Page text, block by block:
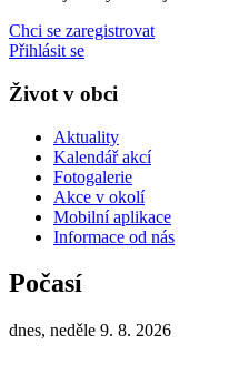
Chci se zaregistrovat
Přihlásit se
Život v obci
Aktuality
Kalendář akcí
Fotogalerie
Akce v okolí
Mobilní aplikace
Informace od nás
Počasí
dnes, neděle 9. 8. 2026